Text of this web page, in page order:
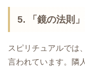
5. 「鏡の法則
スピリチュアルでは
言われています。隣